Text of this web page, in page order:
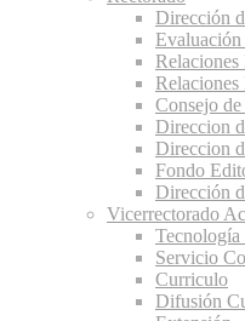
Dirección
Relaciones
Consejo
Direccion
Direccion
Fondo
Dirección
Vicerrectorado
Tecnología
Servicio
Curriculo
Difusión